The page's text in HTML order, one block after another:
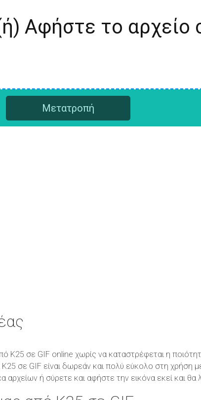
Αφήστε το αρχείο
Μετατροπή
K25 σε GIF online χωρίς να καταστρέφεται η
σε GIF είναι δωρεάν και πολύ εύκολο στη χρήση
αρχείων ή σύρετε και αφήστε την εικόνα εκεί και